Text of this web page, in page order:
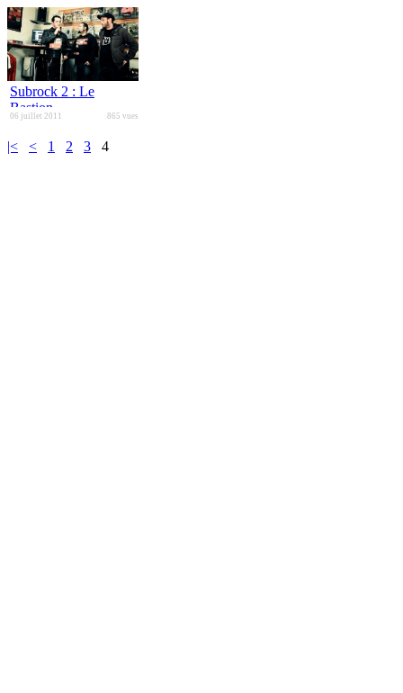
Subrock 2 : Le
Bastion
06 juillet 2011 865 vues
|< < 1 2 3 4